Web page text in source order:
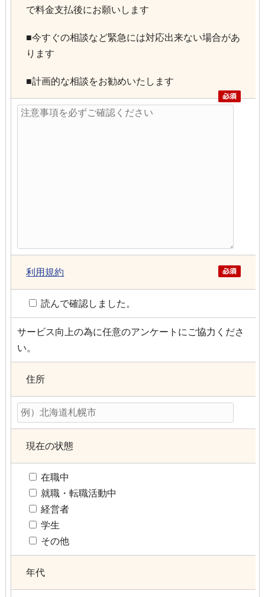
で料金支払後にお願いします
■今すぐの相談など緊急には対応出来ない場合があ
ります
■計画的な相談をお勧めいたします
利用規約
読んで確認しました。
サービス向上の為に任意のアンケートにご協力くださ
い。
住所
現在の状態
在職中
就職・転職活動中
経営者
学生
その他
年代